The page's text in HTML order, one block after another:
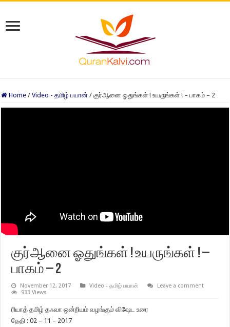
Home / Video - தமிழ் பயான் / குர்ஆனை ஓதுங்கள் ! உயருங்கள் ! – பாகம் – 2
குர்ஆனை ஓதுங்கள் ! உயருங்கள் ! –
பாகம் – 2
November 12, 2017 Video - தமிழ் பயான்
Leave a comment
933 Views
ரியாத் தமிழ் தஃவா ஒன்றியம் வழங்கும் விஷேட உரை
தேதி : 02 – 11 – 2017